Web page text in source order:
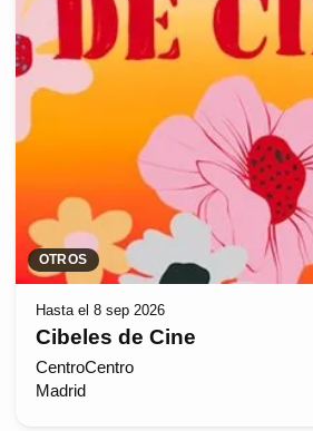
OTROS
Hasta el 8 sep 2026
Cibeles de Cine
CentroCentro
Madrid